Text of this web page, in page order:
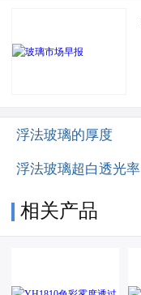
浮法玻璃的厚度
浮法玻璃超白透光率
相关产品